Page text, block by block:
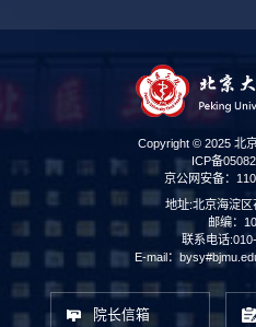
Copyright © 2025 北
ICP备
京公网安备：
地址:北京海淀区
邮编：
联系电话
E-mail：
院长信箱